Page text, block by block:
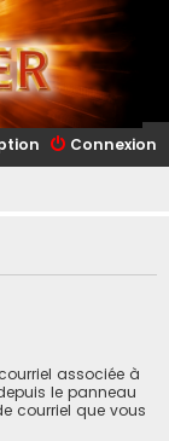
Connexion
associée à
le panneau
courriel que vous